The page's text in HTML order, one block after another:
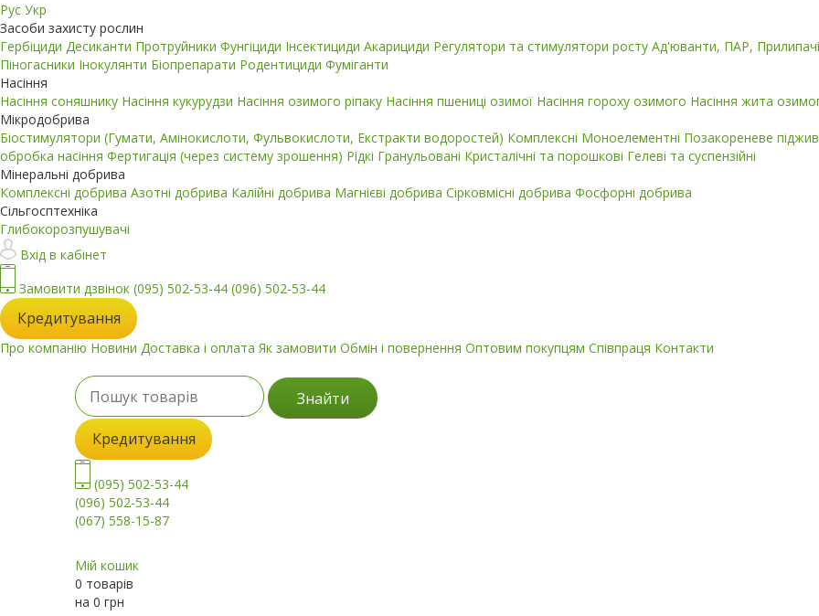
Рус Укр
Засоби захисту рослин
Гербіциди Десиканти Протруйники Фунгіциди Інсектициди Акарициди Регулятори та стимулятори росту Ад'юванти, ПАР, Прилипачі
Піногасники Інокулянти Біопрепарати Родентициди Фуміганти
Насіння
Насіння соняшнику Насіння кукурудзи Насіння озимого ріпаку Насіння пшениці озимої Насіння гороху озимого Насіння жита
Мікродобрива
Біостимулятори (Гумати, Амінокислоти, Фульвокислоти, Екстракти водоростей) Комплексні Моноелементні Позакореневе
обробка насіння Фертигація (через систему зрошення) Рідкі Гранульовані Кристалічні та порошкові Гелеві та суспензійні
Мінеральні добрива
Комплексні добрива Азотні добрива Калійні добрива Магнієві добрива Сірковмісні добрива Фосфорні добрива
Сільгосптехніка
Глибокорозпушувачі
Вхід в кабінет
Замовити дзвінок (095) 502-53-44 (096) 502-53-44
Кредитування
Про компанію Новини Доставка і оплата Як замовити Обмін і повернення Оптовим покупцям Співпраця Контакти
Знайти
Кредитування
(095) 502-53-44
(096) 502-53-44
(067) 558-15-87
Мій кошик
0 товарів
на 0 грн